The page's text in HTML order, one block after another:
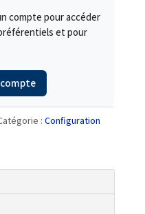
compte pour accéder
et pour
compte
: Configuration